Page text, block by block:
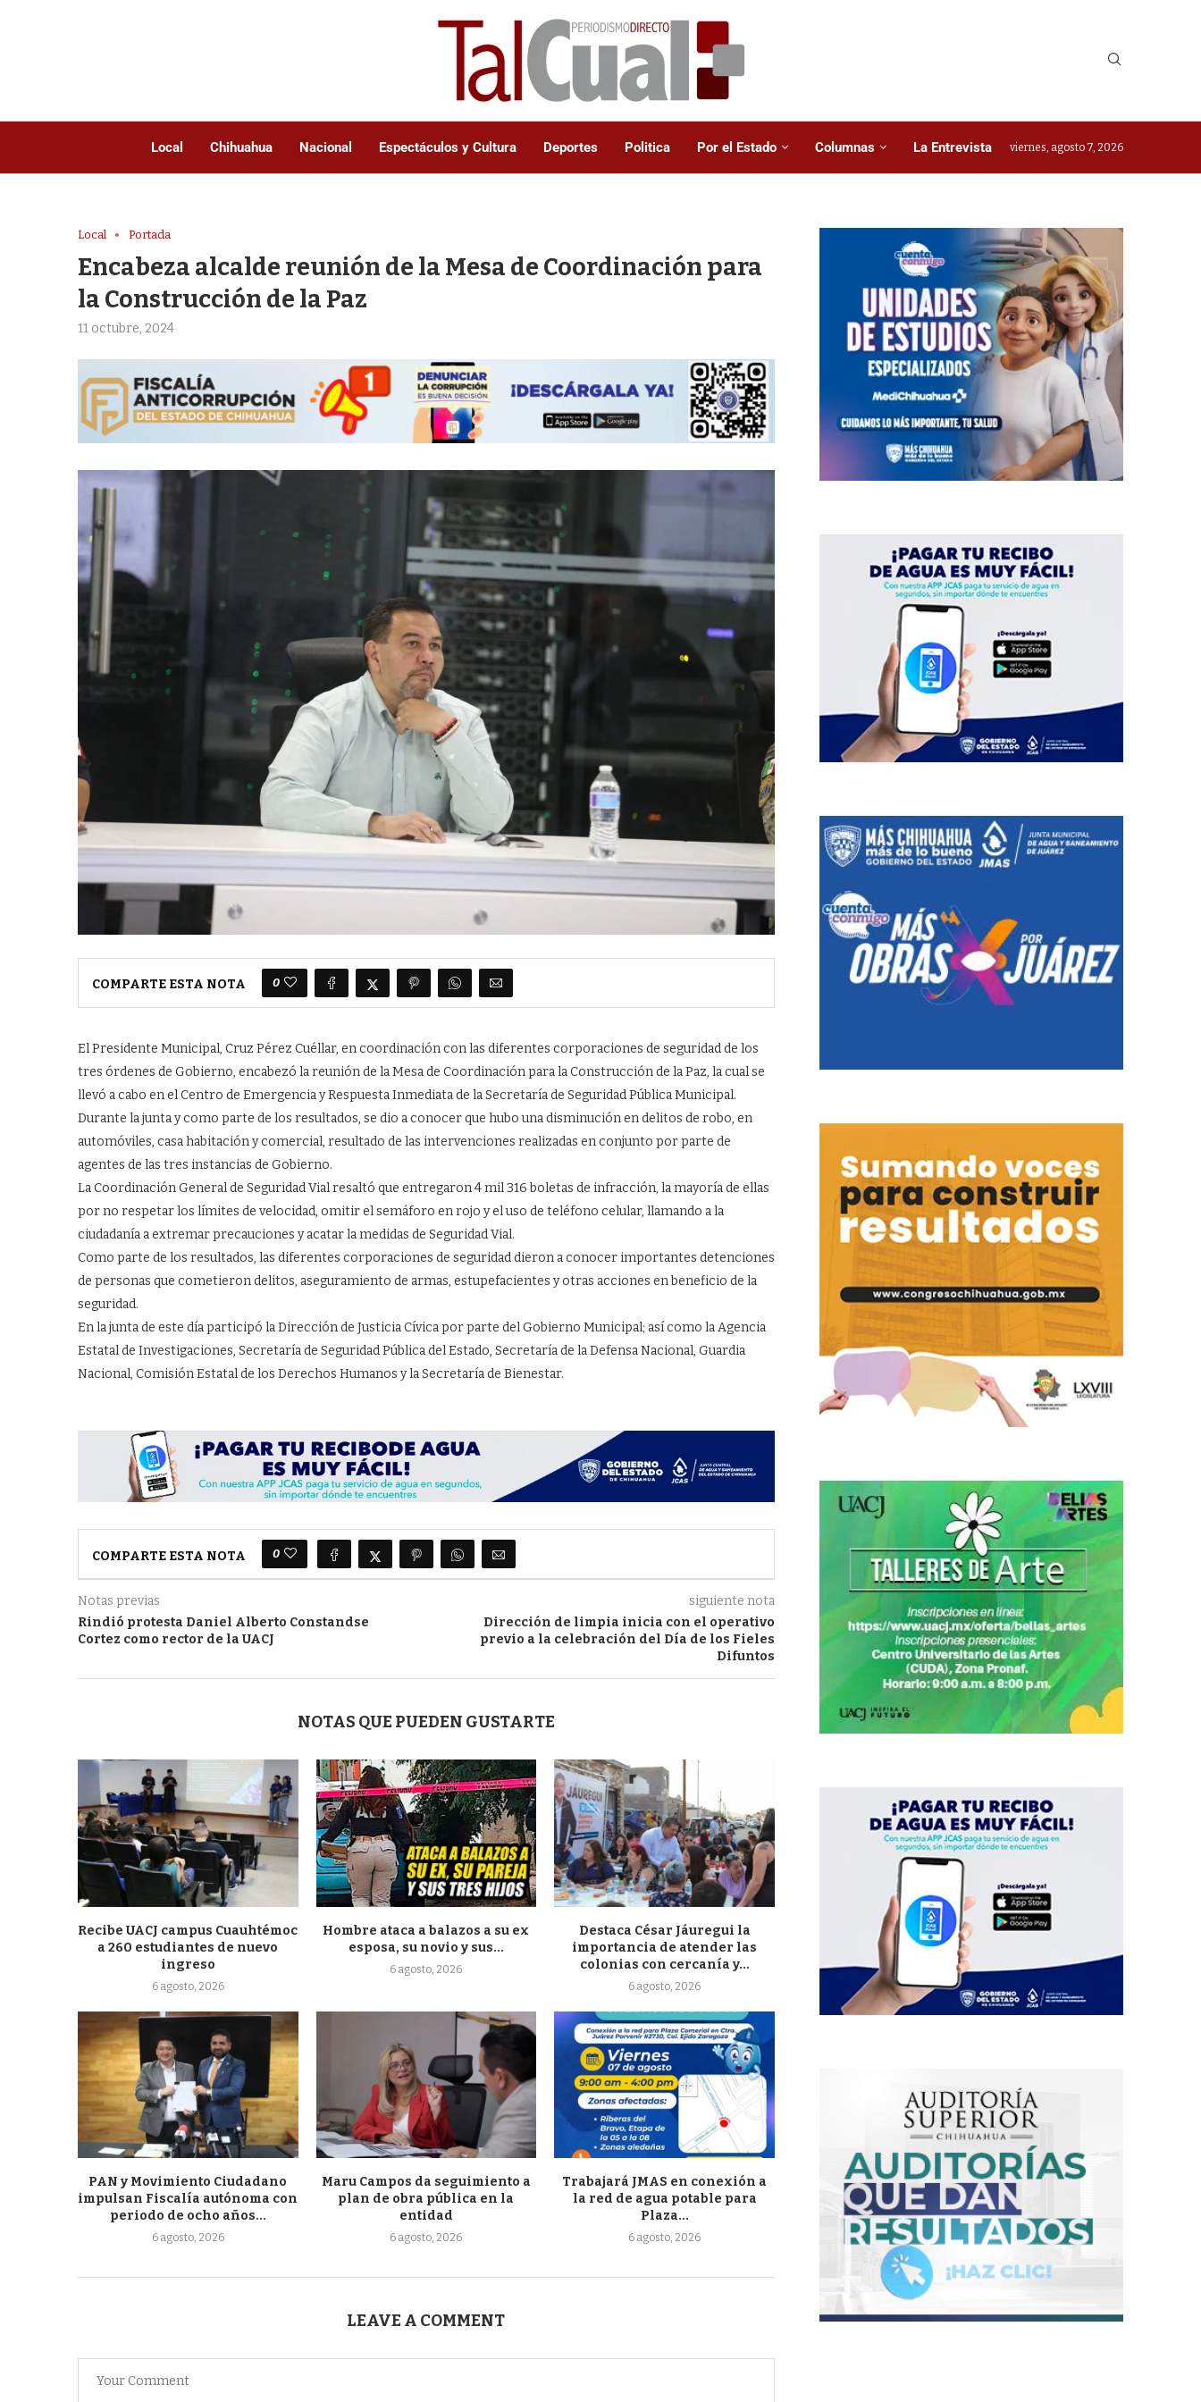
Local Chihuahua Nacional Espectáculos y Cultura Deportes Politica Por el Estado Columnas La Entrevista viernes, agosto 7, 2026
Local Portada
Encabeza alcalde reunión de la Mesa de Coordinación para
la Construcción de la Paz
11 octubre, 2024
COMPARTE ESTA NOTA 0
El Presidente Municipal, Cruz Pérez Cuéllar, en coordinación con las diferentes corporaciones de seguridad de los
tres órdenes de Gobierno, encabezó la reunión de la Mesa de Coordinación para la Construcción de la Paz, la cual se
llevó a cabo en el Centro de Emergencia y Respuesta Inmediata de la Secretaría de Seguridad Pública Municipal.
Durante la junta y como parte de los resultados, se dio a conocer que hubo una disminución en delitos de robo, en
automóviles, casa habitación y comercial, resultado de las intervenciones realizadas en conjunto por parte de
agentes de las tres instancias de Gobierno.
La Coordinación General de Seguridad Vial resaltó que entregaron 4 mil 316 boletas de infracción, la mayoría de ellas
por no respetar los límites de velocidad, omitir el semáforo en rojo y el uso de teléfono celular, llamando a la
ciudadanía a extremar precauciones y acatar la medidas de Seguridad Vial.
Como parte de los resultados, las diferentes corporaciones de seguridad dieron a conocer importantes detenciones
de personas que cometieron delitos, aseguramiento de armas, estupefacientes y otras acciones en beneficio de la
seguridad.
En la junta de este día participó la Dirección de Justicia Cívica por parte del Gobierno Municipal; así como la Agencia
Estatal de Investigaciones, Secretaría de Seguridad Pública del Estado, Secretaría de la Defensa Nacional, Guardia
Nacional, Comisión Estatal de los Derechos Humanos y la Secretaría de Bienestar.
COMPARTE ESTA NOTA 0
Notas previas
Rindió protesta Daniel Alberto Constandse
Cortez como rector de la UACJ
siguiente nota
Dirección de limpia inicia con el operativo
previo a la celebración del Día de los Fieles
Difuntos
NOTAS QUE PUEDEN GUSTARTE
Recibe UACJ campus Cuauhtémoc
a 260 estudiantes de nuevo
ingreso
6 agosto, 2026
Hombre ataca a balazos a su ex
esposa, su novio y sus...
6 agosto, 2026
Destaca César Jáuregui la
importancia de atender las
colonias con cercanía y...
6 agosto, 2026
PAN y Movimiento Ciudadano
impulsan Fiscalía autónoma con
periodo de ocho años...
6 agosto, 2026
Maru Campos da seguimiento a
plan de obra pública en la
entidad
6 agosto, 2026
Trabajará JMAS en conexión a
la red de agua potable para
Plaza...
6 agosto, 2026
LEAVE A COMMENT